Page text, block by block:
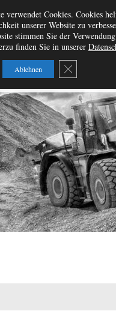
– W&B
verwendet Cookies. Cookies
unserer Website zu
stimmen Sie der
finden Sie in unserer
Ablehnen GDPR